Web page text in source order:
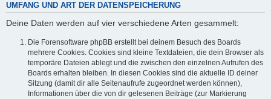
UMFANG UND ART DER DATENSPEICHERUNG
Deine Daten werden auf vier verschiedene Arten gesammelt:
Die Forensoftware phpBB erstellt bei deinem Besuch des Boards
mehrere Cookies. Cookies sind kleine Textdateien, die dein Browser als
temporäre Dateien ablegt und die zwischen den einzelnen Aufrufen des
Boards erhalten bleiben. In diesen Cookies sind die aktuelle ID deiner
Sitzung (damit dir alle Seitenaufrufe zugeordnet werden können),
Informationen über die von dir gelesenen Beiträge (zur Markierung